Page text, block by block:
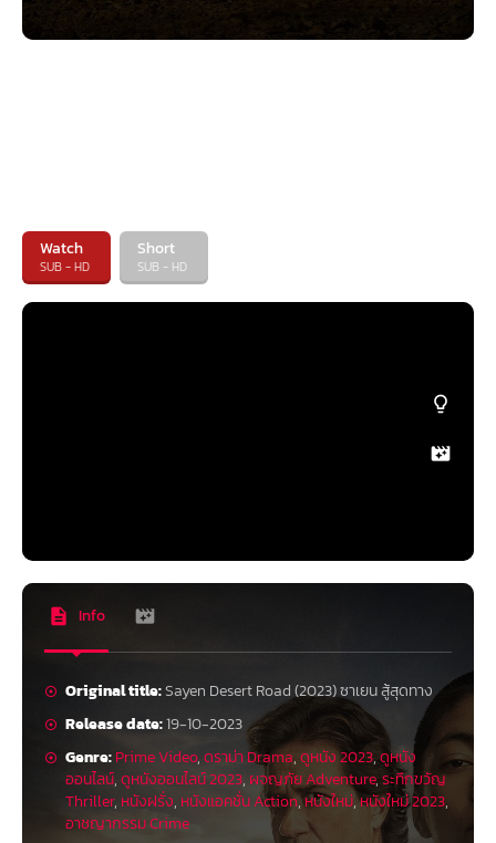
Watch
SUB - HD
Short
SUB - HD
Info
Original title:Sayen Desert Road (2023) ซาเยน สู้สุดทาง
Release date:19-10-2023
Genre:Prime Video,ดราม่า Drama,ดูหนัง 2023,ดูหนัง
ออนไลน์,ดูหนังออนไลน์ 2023, ผจญภัย Adventure,ระทึกขวัญ
Thriller, หนังฝรั่ง, หนังแอคชั่น Action,หนังใหม่,หนังใหม่ 2023,
อาชญากรรม Crime